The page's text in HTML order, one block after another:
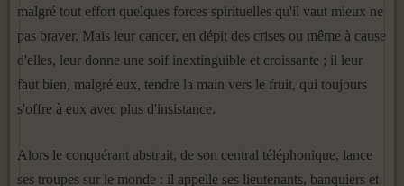
malgré tout effort quelques forces spirituelles qu'il vaut mieux ne
pas braver. Mais leur cancer, en dépit des crises ou même à cause
d'elles, leur donne une soif inextinguible et croissante ; il leur
faut bien, malgré eux, tendre la main vers le fruit, qui toujours
s'offre à eux avec plus d'insistance.
Alors le conquérant abstrait, de son central téléphonique, lance
ses troupes sur le monde : il appelle ses lieutenants, banquiers et